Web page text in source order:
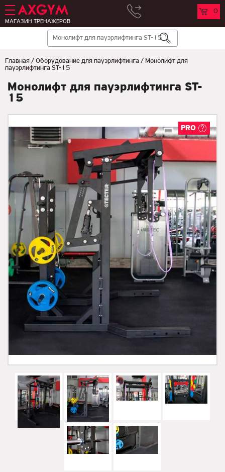
МАГАЗИН ТРЕНАЖЕРОВ
0
Главная / Оборудование для пауэрлифтинга / Монолифт для
пауэрлифтинга ST-15
Монолифт для пауэрлифтинга ST-
15
PRO